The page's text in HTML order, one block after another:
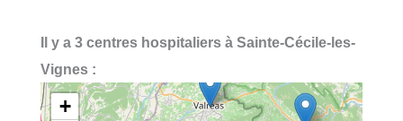
Il y a 3 centres hospitaliers à Sainte-Cécile-les-
Vignes :
+